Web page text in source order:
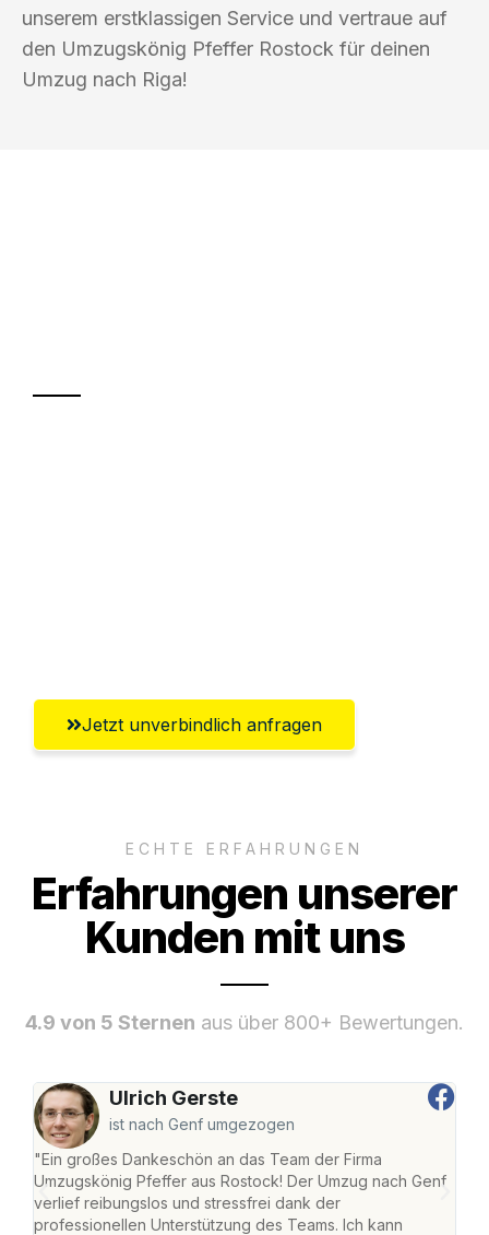
unserem erstklassigen Service und vertraue auf
den Umzugskönig Pfeffer Rostock für deinen
Umzug nach Riga!
Jetzt unverbindlich anfragen
ECHTE ERFAHRUNGEN
Erfahrungen unserer
Kunden mit uns
4.9 von 5 Sternen aus über 800+ Bewertungen.
Ulrich Gerste
ist nach Genf umgezogen
"Ein großes Dankeschön an das Team der Firma
Umzugskönig Pfeffer aus Rostock! Der Umzug nach Genf
verlief reibungslos und stressfrei dank der
professionellen Unterstützung des Teams. Ich kann